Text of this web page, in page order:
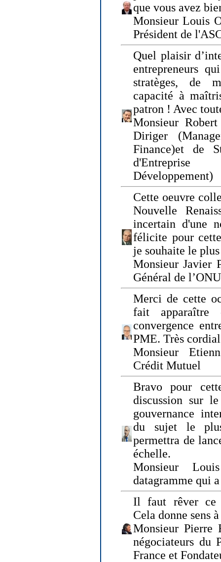
que vous avez
Monsieur Louis
Président de
Quel plaisir
entrepreneurs
stratèges, de
capacité à
patron ! Avec
Monsieur
Diriger
Finance)et de
Développement)
Cette oeuvre
Nouvelle
incertain d'une
félicite pour
je souhaite le
Monsieur Javier
Général de
Merci de cette
fait apparaître
convergence
PME. Très
Monsieur
Crédit Mutuel
Bravo pour
discussion sur
gouvernance
du sujet le
permettra de
échelle.
Monsieur
datagramme qui
Il faut rêver ce
Cela donne sens
Monsieur Pierre
négociateurs du
France et